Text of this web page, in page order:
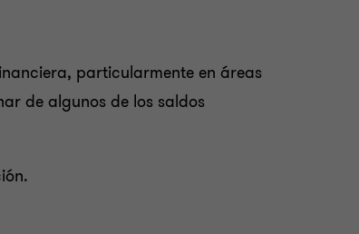
particularmente en áreas
de algunos de los saldos